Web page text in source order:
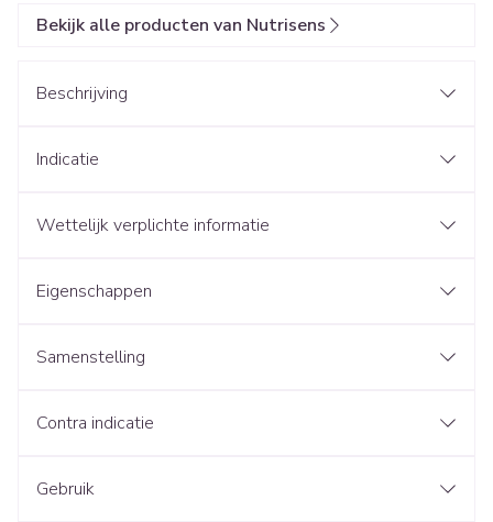
Bekijk alle producten van Nutrisens
Beschrijving
Indicatie
Wettelijk verplichte informatie
Eigenschappen
Samenstelling
Contra indicatie
Gebruik